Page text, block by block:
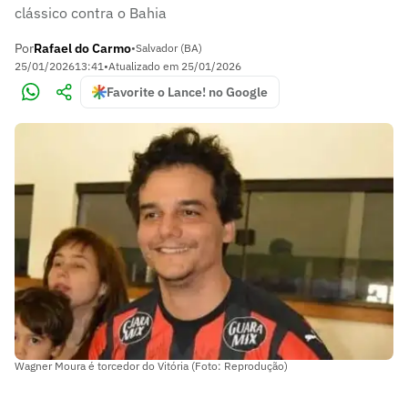
clássico contra o Bahia
PorRafael do Carmo•Salvador (BA)
25/01/202613:41•Atualizado em 25/01/2026
Favorite o Lance! no Google
Wagner Moura é torcedor do Vitória (Foto: Reprodução)